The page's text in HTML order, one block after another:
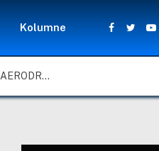
Kolumne
Facebook
Twitter
GORIVO I SANKCIJE NIS-U PROBLEM ZA RAJANER, SA AERODROMA SE NADAJU REŠENJU